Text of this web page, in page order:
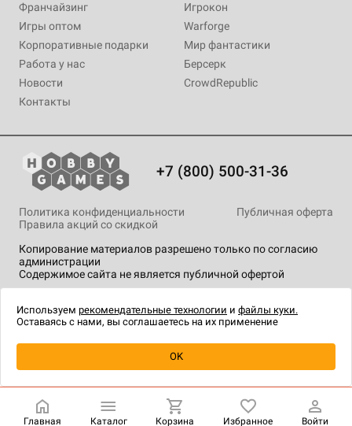
Купить| 1 290 ₽
Франчайзинг
Игры оптом
Корпоративные подарки
Работа у нас
Новости
Контакты
Игрокон
Warforge
Мир фантастики
Берсерк
CrowdRepublic
+7 (800) 500-31-36
Копирование материалов разрешено только по согласию
администрации
Содержимое сайта не является публичной офертой
Политика конфиденциальности
Публичная оферта
Правила акций со скидкой
технологии.
Главная Каталог Корзина Избранное Войти
Используем рекомендательные технологии и файлы куки.
Оставаясь с нами, вы соглашаетесь на их применение
OK